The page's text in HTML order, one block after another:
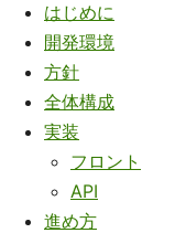
はじめに
開発環境
方針
全体構成
実装
フロント
API
進め方